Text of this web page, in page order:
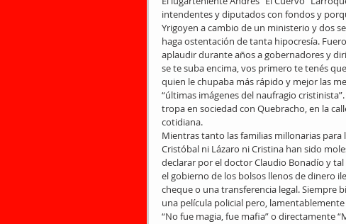
intendentes y diputados con fondos y
Yrigoyen a cambio de un ministerio y dos
haga ostentación de tanta hipocresía.
aplaudir durante años a gobernadores y
se te suba encima, vos primero te tenés
quien le chupaba más rápido y mejor las
“últimas imágenes del naufragio
tropa en sociedad con Quebracho, en la
cotidiana.
Mientras tanto las familias millonarias
Cristóbal ni Lázaro ni Cristina han sido
declarar por el doctor Claudio Bonadío y
el gobierno de los bolsos llenos de dinero
cheque o una transferencia legal. Siempre
una película policial pero,
“No fue magia, fue mafia” o directamente